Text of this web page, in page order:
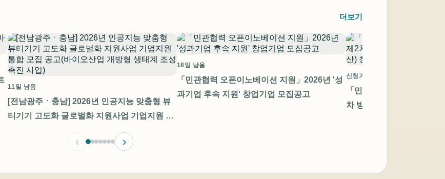
더보기
11일 남음
[전남광주ㆍ충남] 2026년 인공지능 맞춤형 뷰
티기기 고도화 글로벌화 지원사업 기업지원 통
18일 남음
「민관협력 오픈이노베이션 지원」2026년 '성
과기업 후속 지원' 창업기업 모집공고
신청기간 만료
「민관협력 오픈이노베이
차 방산 스타트업 챌린지(
‹ ›